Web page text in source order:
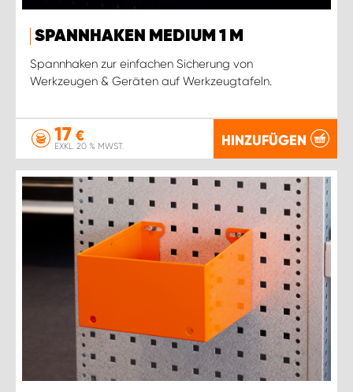
SPANNHAKEN MEDIUM 1 M
Spannhaken zur einfachen Sicherung von
Werkzeugen & Geräten auf Werkzeugtafeln.
17 €
EXKL. 20 % MWST. HINZUFÜGEN